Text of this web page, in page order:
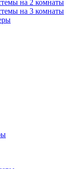
на 2 комнаты
на 3 комнаты